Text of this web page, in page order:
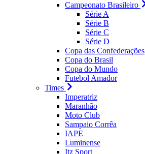
Campeonato Brasileiro
Série A
Série B
Série C
Série D
Copa das Confederações
Copa do Brasil
Copa do Mundo
Futebol Amador
Times
Imperatriz
Maranhão
Moto Club
Sampaio Corrêa
IAPE
Luminense
Itz Sport